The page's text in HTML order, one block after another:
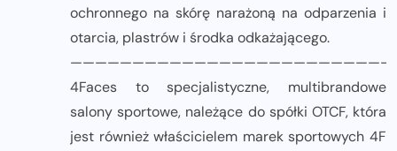
ochronnego na skórę narażoną na odparzenia i
otarcia, plastrów i środka odkażającego.
4Faces to specjalistyczne, multibrandowe
salony sportowe, należące do spółki OTCF, która
jest również właścicielem marek sportowych 4F